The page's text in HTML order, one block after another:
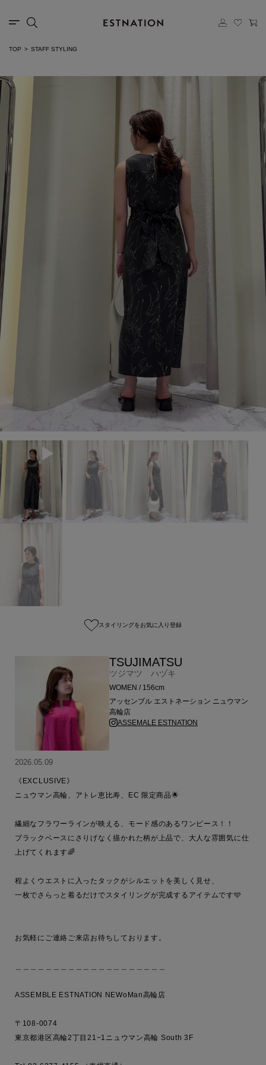
TOP STAFF STYLING
スタイリングをお気に入り登録
TSUJIMATSU
ツジマツ ハヅキ
WOMEN / 156cm
アッセンブル エストネーション ニュウマン
高輪店
ASSEMALE ESTNATION
2026.05.09
《EXCLUSIVE》
ニュウマン高輪、アトレ恵比寿、EC 限定商品🌟
繊細なフラワーラインが映える、モード感のあるワンピース！！
ブラックベースにさりげなく描かれた柄が上品で、大人な雰囲気に仕
上げてくれます🌈
程よくウエストに入ったタックがシルエットを美しく見せ、
一枚でさらっと着るだけでスタイリングが完成するアイテムです🩵
お気軽にご連絡ご来店お待ちしております。
ASSEMBLE ESTNATION NEWoMan高輪店
〒108-0074
東京都港区高輪2丁目21−1ニュウマン高輪 South 3F